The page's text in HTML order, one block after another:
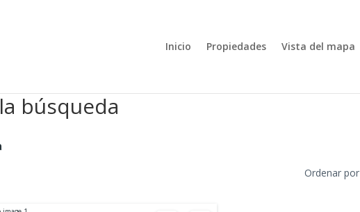
Inicio Propiedades Vista del mapa
búsqueda
Ordenar por